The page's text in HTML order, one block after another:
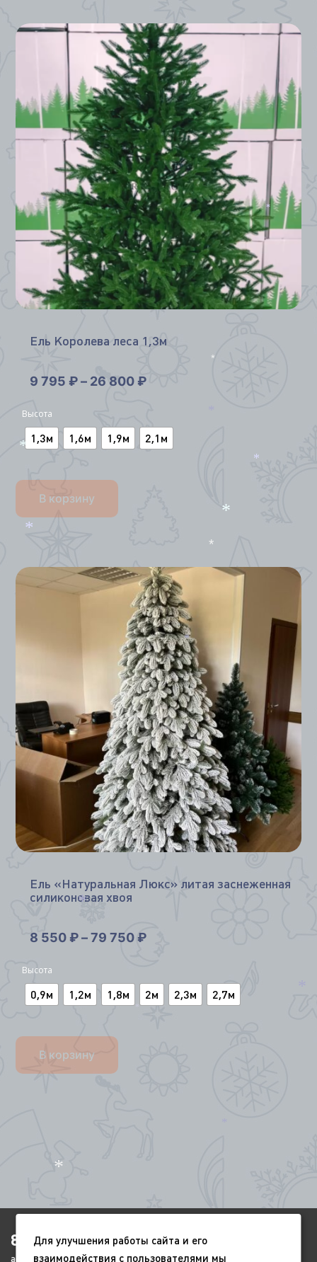
Ель Королева леса 1,3м
9 795 ₽– 26 800 ₽
Высота
1,3м 1,6м 1,9м 2,1м
В корзину
Ель «Натуральная Люкс» литая заснеженная
силиконовая хвоя
8 550 ₽–79 750₽
Высота
0,9м 1,2м 1,8м 2м 2,3м 2,7м
В корзину
8(4852)920-450
ags-yar@mail.ru
Для улучшения работы сайта и его
взаимодействия с пользователями мы
*
*
*
*
*
*